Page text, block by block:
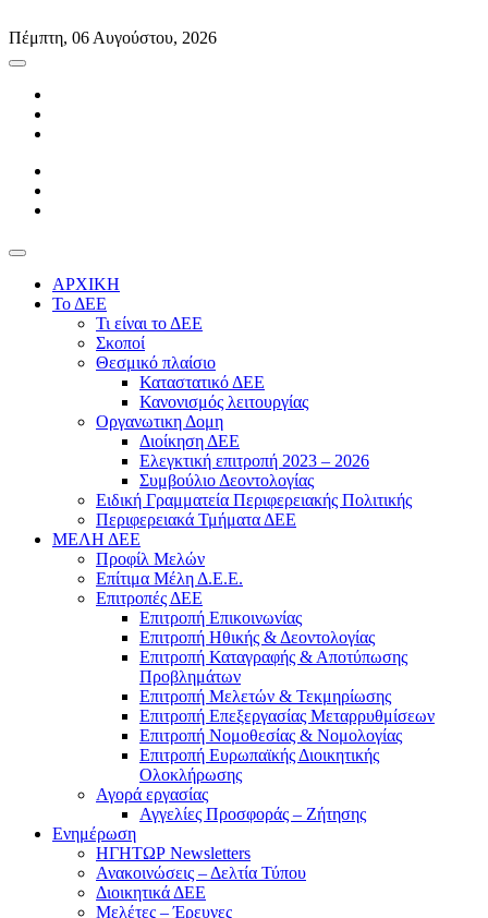
to
content
Πέμπτη, 06 Αυγούστου, 2026
ΑΡΧΙΚΗ
Το ΔΕΕ
Τι είναι το ΔΕΕ
Σκοποί
Θεσμικό πλαίσιο
Καταστατικό ΔΕΕ
Κανονισμός λειτουργίας
Οργανωτικη Δομη
Διοίκηση ΔΕΕ
Ελεγκτική επιτροπή 2023 – 2026
Συμβούλιο Δεοντολογίας
Ειδική Γραμματεία Περιφερειακής Πολιτικής
Περιφερειακά Τμήματα ΔΕΕ
ΜΕΛΗ ΔΕΕ
Προφίλ Μελών
Επίτιμα Mέλη Δ.Ε.Ε.
Επιτροπές ΔΕΕ
Επιτροπή Επικοινωνίας
Επιτροπή Ηθικής & Δεοντολογίας
Επιτροπή Καταγραφής & Αποτύπωσης
Προβλημάτων
Επιτροπή Μελετών & Τεκμηρίωσης
Επιτροπή Επεξεργασίας Μεταρρυθμίσεων
Επιτροπή Νομοθεσίας & Νομολογίας
Επιτροπή Ευρωπαϊκής Διοικητικής
Ολοκλήρωσης
Αγορά εργασίας
Αγγελίες Προσφοράς – Ζήτησης
Ενημέρωση
ΗΓΗΤΩΡ Newsletters
Ανακοινώσεις – Δελτία Τύπου
Διοικητικά ΔΕΕ
Μελέτες – Έρευνες